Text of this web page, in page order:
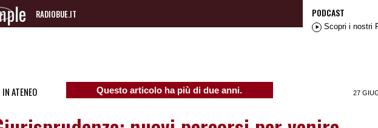
RADIOBUE.IT
Audio
PODCAST
Scopri i nostri
IN ATENEO Questo articolo ha più di due anni. 27